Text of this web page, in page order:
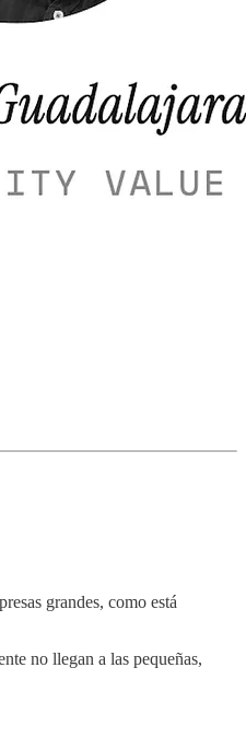
grandes, como está
no llegan a las pequeñas,